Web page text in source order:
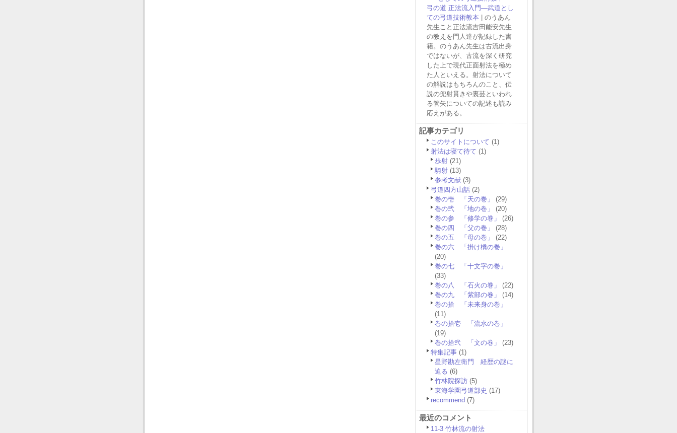
弓の道 正法流入門―武道とし
ての弓道技術教本 | のうあん
先生こと正法流吉田能安先生
の教えを門人達が記録した書
籍。のうあん先生は古流出身
ではないが、古流を深く研究
した上で現代正面射法を極め
た人といえる。射法について
の解説はもちろんのこと、伝
説の兜射貫きや裏芸といわれ
る管矢についての記述も読み
応えがある。
記事カテゴリ
このサイトについて (1)
射法は寝て待て (1)
歩射 (21)
騎射 (13)
参考文献 (3)
弓道四方山話 (2)
巻の壱 「天の巻」
(29)
巻の弐 「地の巻」
(20)
巻の参 「修学の巻」
(26)
巻の四 「父の巻」
(28)
巻の五 「母の巻」
(22)
巻の六 「掛け橋の巻」
(20)
巻の七 「十文字の巻」
(33)
巻の八 「石火の巻」
(22)
巻の九 「紫部の巻」
(14)
巻の拾 「未来身の巻」
(11)
巻の拾壱 「流水の巻」
(19)
巻の拾弐 「文の巻」
(23)
特集記事 (1)
星野勘左衛門 経歴の謎に
迫る (6)
竹林院探訪 (5)
東海学園弓道部史 (17)
recommend (7)
最近のコメント
11-3 竹林流の射法